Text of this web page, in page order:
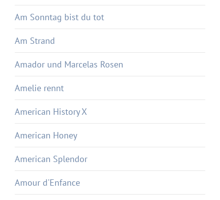
Am Sonntag bist du tot
Am Strand
Amador und Marcelas Rosen
Amelie rennt
American History X
American Honey
American Splendor
Amour d'Enfance